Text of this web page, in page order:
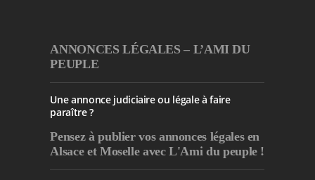
ANNONCES LÉGALES – L’AMI DU
PEUPLE
Une annonce judiciaire ou légale à faire
paraître ?
Pensez à publiervos annonces légales en
Alsace et Moselle avec L'Ami du peuple !